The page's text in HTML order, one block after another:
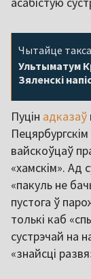
Чытайце
Ультыматум
Зяленскі
Пуцін адказаў
вайскоўцаў
«хамскім». Ад
«пакуль не
пустога ў
толькі каб
сустрэчай на
«знайсці